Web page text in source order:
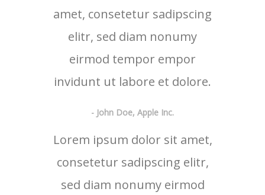
amet, consetetur sadipscing
elitr, sed diam nonumy
eirmod tempor empor
invidunt ut labore et dolore.
- John Doe, Apple Inc.
Lorem ipsum dolor sit amet,
consetetur sadipscing elitr,
sed diam nonumy eirmod